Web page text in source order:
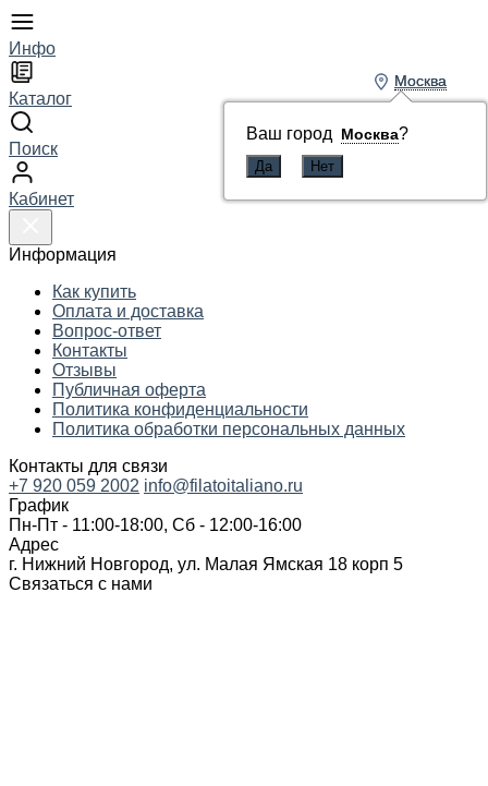
Инфо
Каталог
Поиск
Кабинет
Информация
Как купить
Оплата и доставка
Вопрос-ответ
Контакты
Отзывы
Публичная оферта
Политика конфиденциальности
Политика обработки персональных данных
Контакты для связи
Москва
Ваш город Москва?
+7 920 059 2002 info@filatoitaliano.ru
График
Пн-Пт - 11:00-18:00, Сб - 12:00-16:00
Адрес
г. Нижний Новгород, ул. Малая Ямская 18 корп 5
Связаться с нами
Москва
Ваш город Москва?